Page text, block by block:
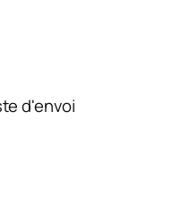
d'envoi